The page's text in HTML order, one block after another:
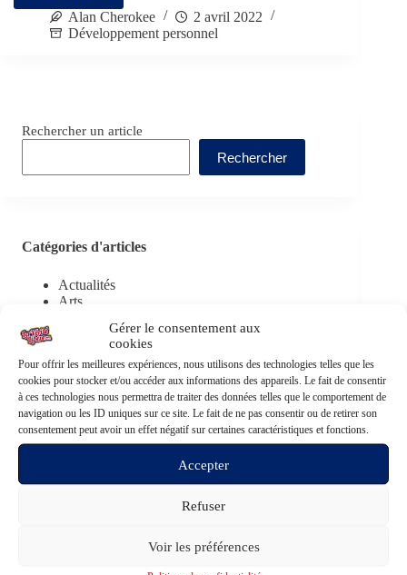
Gérer le consentement aux
cookies
Pour offrir les meilleures expériences, nous utilisons des technologies telles que les
cookies pour stocker et/ou accéder aux informations des appareils. Le fait de consentir
à ces technologies nous permettra de traiter des données telles que le comportement de
navigation ou les ID uniques sur ce site. Le fait de ne pas consentir ou de retirer son
consentement peut avoir un effet négatif sur certaines caractéristiques et fonctions.
Accepter
Refuser
Voir les préférences
Alan Cherokee
2 avril 2022
Développement personnel
Rechercher un article
Rechercher
Catégories d'articles
Actualités
Arts
Boîte à outils
Développement personnel
Droits
Ecologie
Economie
Enfance / Education
Evénements
Histoire
Politique